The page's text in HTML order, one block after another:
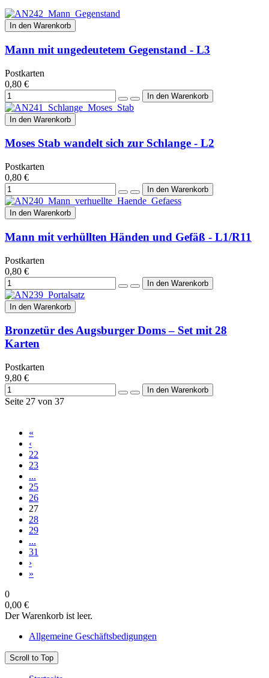
In den Warenkorb
Mann mit ungedeutetem Gegenstand - L3
Postkarten
0,80 €
In den Warenkorb
Moses Stab wandelt sich zur Schlange - L2
Postkarten
0,80 €
In den Warenkorb
Mann mit verhüllten Händen und Gefäß - L1/R11
Postkarten
0,80 €
In den Warenkorb
Bronzetür des Augsburger Doms – Set mit 28
Karten
Postkarten
9,80 €
Seite 27 von 37
«
‹
22
23
...
25
26
27
28
29
...
31
›
»
0
0,00 €
Der Warenkorb ist leer.
Allgemeine Geschäftsbedigungen
Scroll to Top